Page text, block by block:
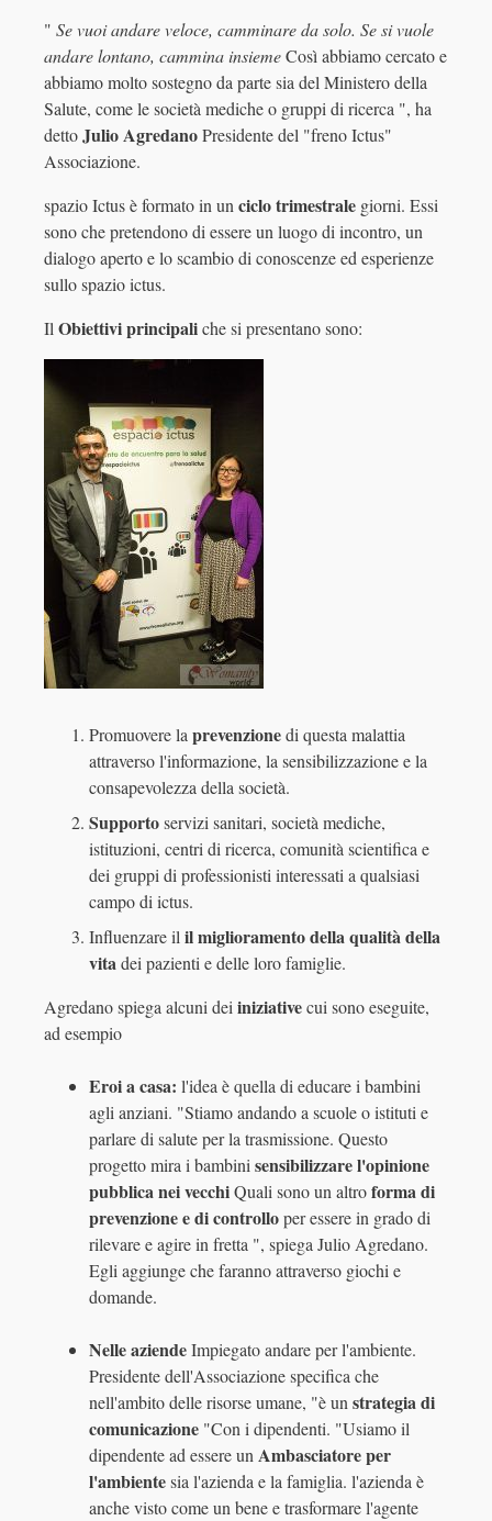
" Se vuoi andare veloce, camminare da solo. Se si vuole
andare lontano, cammina insiemeCosì abbiamo cercato e
abbiamo molto sostegno da parte sia del Ministero della
Salute, come le società mediche o gruppi di ricerca ", ha
dettoJulio AgredanoPresidente del "freno Ictus"
Associazione.
spazio Ictus è formato in unciclo trimestrale giorni. Essi
sono che pretendono di essere un luogo di incontro, un
dialogo aperto e lo scambio di conoscenze ed esperienze
sullo spazio ictus.
IlObiettivi principaliche si presentano sono:
Promuovere laprevenzionedi questa malattia
attraverso l'informazione, la sensibilizzazione e la
consapevolezza della società.
Supportoservizi sanitari, società mediche,
istituzioni, centri di ricerca, comunità scientifica e
dei gruppi di professionisti interessati a qualsiasi
campo di ictus.
Influenzare ilil miglioramento della qualità della
vitadei pazienti e delle loro famiglie.
Agredano spiega alcuni deiiniziativecui sono eseguite,
ad esempio
Eroi a casa: l'idea è quella di educare i bambini
agli anziani. "Stiamo andando a scuole o istituti e
parlare di salute per la trasmissione. Questo
progetto mira i bambinisensibilizzare l'opinione
pubblica nei vecchiQuali sono un altroforma di
prevenzione e di controlloper essere in grado di
rilevare e agire in fretta ", spiega Julio Agredano.
Egli aggiunge che faranno attraverso giochi e
domande.
Nelle aziendeImpiegato andare per l'ambiente.
Presidente dell'Associazione specifica che
nell'ambito delle risorse umane, "è unstrategia di
comunicazione "Con i dipendenti. "Usiamo il
dipendente ad essere unAmbasciatore per
l'ambientesia l'azienda e la famiglia. l'azienda è
anche visto come un bene e trasformare l'agente